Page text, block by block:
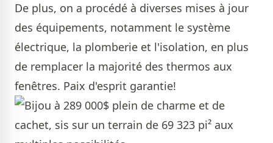
De plus, on a procédé à diverses mises à jour
des équipements, notamment le système
électrique, la plomberie et l'isolation, en plus
de remplacer la majorité des thermos aux
fenêtres. Paix d'esprit garantie!